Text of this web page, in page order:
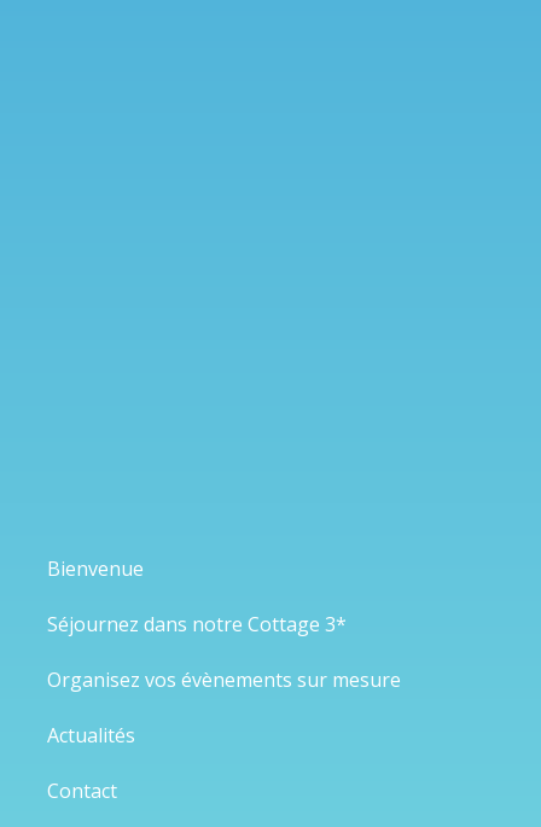
Bienvenue
Séjournez dans notre Cottage 3*
Organisez vos évènements sur mesure
Actualités
Contact